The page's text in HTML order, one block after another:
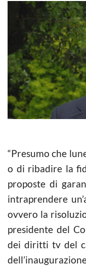
“Presumo che
o di ribadire la
proposte di
intraprendere
ovvero la
presidente del
dei diritti tv del